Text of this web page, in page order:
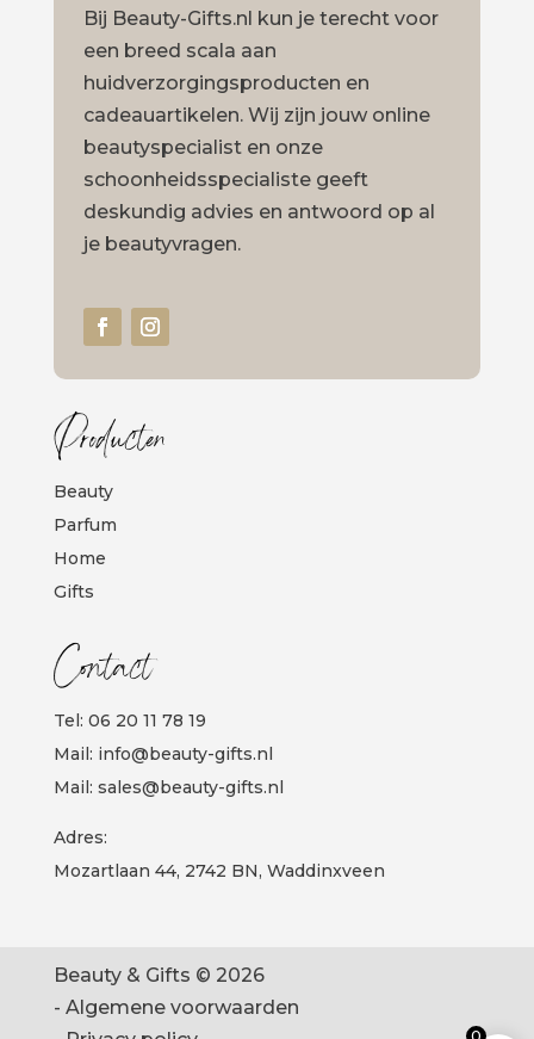
Bij Beauty-Gifts.nl kun je terecht voor
een breed scala aan
huidverzorgingsproducten en
cadeauartikelen. Wij zijn jouw online
beautyspecialist en onze
schoonheidsspecialiste geeft
deskundig advies en antwoord op al
je beautyvragen.
Producten
Beauty
Parfum
Home
Gifts
Contact
Tel: 06 20 11 78 19
Mail: info@beauty-gifts.nl
Mail: sales@beauty-gifts.nl
Adres:
Mozartlaan 44, 2742 BN, Waddinxveen
Beauty & Gifts © 2026
- Algemene voorwaarden